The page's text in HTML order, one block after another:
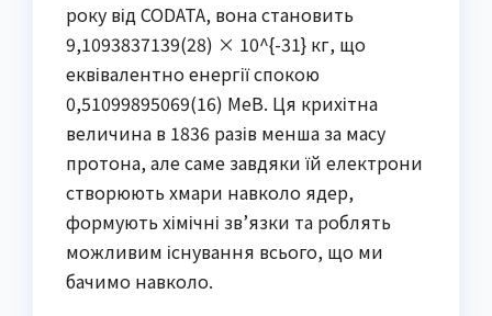
року від CODATA, вона становить
9,1093837139(28) × 10^{-31} кг, що
еквівалентно енергії спокою
0,51099895069(16) МеВ. Ця крихітна
величина в 1836 разів менша за масу
протона, але саме завдяки їй електрони
створюють хмари навколо ядер,
формують хімічні зв’язки та роблять
можливим існування всього, що ми
бачимо навколо.